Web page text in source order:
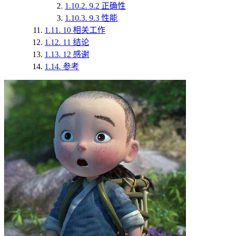
1.10.2. 9.2 正确性
1.10.3. 9.3 性能
1.11. 10 相关工作
1.12. 11 结论
1.13. 12 感谢
1.14. 参考